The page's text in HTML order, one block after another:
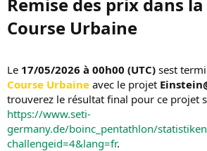
Course Urbaine​
Le 17/05/2026 à 00h00 (UTC) sest
Course Urbaine avec le projet
trouverez le résultat final pour ce projet
https://www.seti-
germany.de/boinc_pentathlon/
challengeid=4&lang=fr.